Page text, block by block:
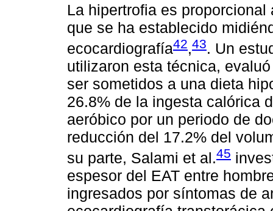
La hipertrofia es
que se ha establecido
ecocardiografía42,43. Un
utilizaron esta técnica,
ser sometidos a una dieta
26.8% de la ingesta calórica
aeróbico por un periodo de
reducción del 17.2% del
su parte, Salami et al.45
espesor del EAT entre
ingresados por síntomas de